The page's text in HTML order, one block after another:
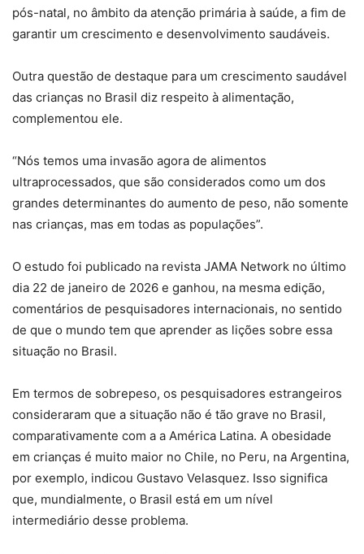
pós-natal, no âmbito da atenção primária à saúde, a fim de
garantir um crescimento e desenvolvimento saudáveis.
Outra questão de destaque para um crescimento saudável
das crianças no Brasil diz respeito à alimentação,
complementou ele.
“Nós temos uma invasão agora de alimentos
ultraprocessados, que são considerados como um dos
grandes determinantes do aumento de peso, não somente
nas crianças, mas em todas as populações”.
O estudo foi publicado na revista JAMA Network no último
dia 22 de janeiro de 2026 e ganhou, na mesma edição,
comentários de pesquisadores internacionais, no sentido
de que o mundo tem que aprender as lições sobre essa
situação no Brasil.
Em termos de sobrepeso, os pesquisadores estrangeiros
consideraram que a situação não é tão grave no Brasil,
comparativamente com a a América Latina. A obesidade
em crianças é muito maior no Chile, no Peru, na Argentina,
por exemplo, indicou Gustavo Velasquez. Isso significa
que, mundialmente, o Brasil está em um nível
intermediário desse problema.